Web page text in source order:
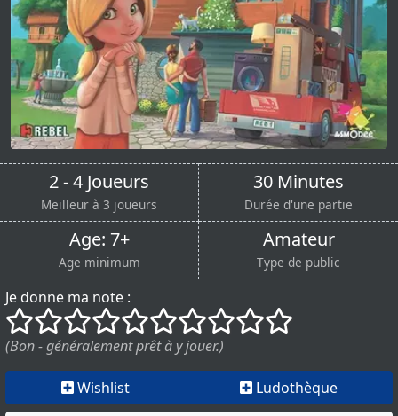
2 - 4 Joueurs
Meilleur à 3 joueurs
30 Minutes
Durée d'une partie
Age: 7+
Age minimum
Amateur
Type de public
Je donne ma note :
()
() () () () () () () ()
()
(Bon - généralement prêt à y jouer.)
Wishlist Ludothèque